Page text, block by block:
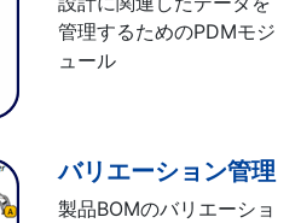
管理するためのPDMモジ
ュール
バリエーション管理
製品BOMのバリエーショ